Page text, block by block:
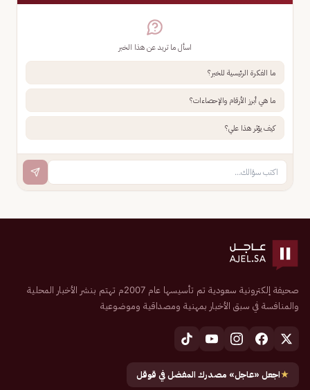
اسأل ما تريد عن هذا الخبر
ما الفكرة الرئيسية للخبر؟
ما هي أبرز الأرقام والإحصاءات؟
كيف يؤثر هذا علي؟
صحيفة إلكترونية سعودية تم تأسيسها عام 2007م تهتم بنشر الأخبار المحلية
والمنافسة في سبق الأخبار بمهنية ومصداقية وموضوعية
★اجعل «عاجل» مصدرك المفضل في قوقل